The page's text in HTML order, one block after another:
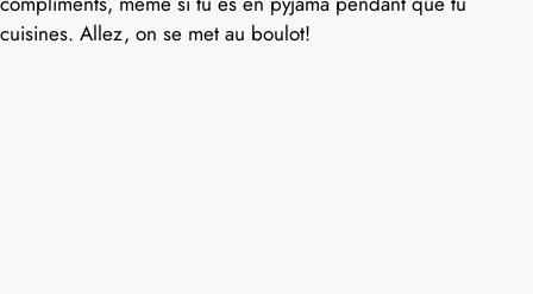
cuisines. Allez, on se met au boulot!